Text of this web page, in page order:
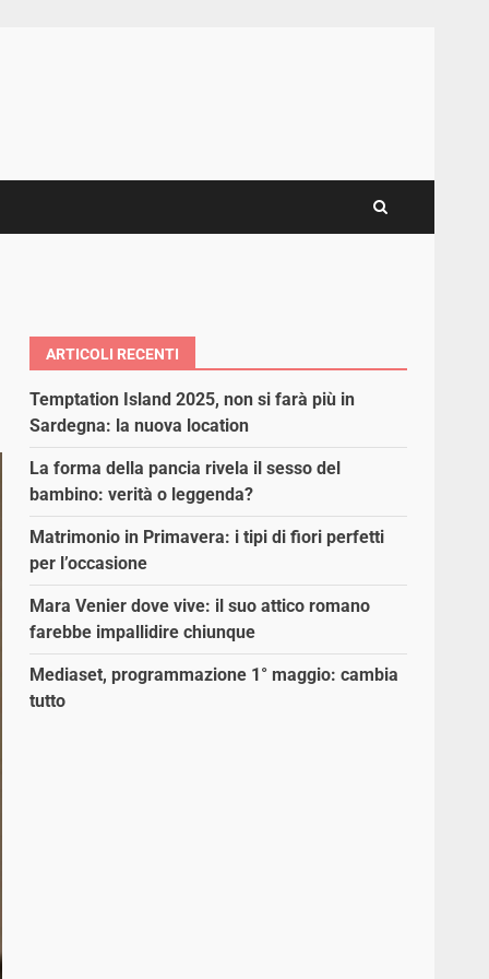
ARTICOLI RECENTI
Temptation Island 2025, non si farà più in
Sardegna: la nuova location
La forma della pancia rivela il sesso del
bambino: verità o leggenda?
Matrimonio in Primavera: i tipi di fiori perfetti
per l’occasione
Mara Venier dove vive: il suo attico romano
farebbe impallidire chiunque
Mediaset, programmazione 1° maggio: cambia
tutto